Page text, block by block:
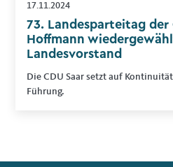
17.11.2024
73. Landesparteitag der
Hoffmann
Landesvorstand
Die CDU Saar setzt auf
Führung.